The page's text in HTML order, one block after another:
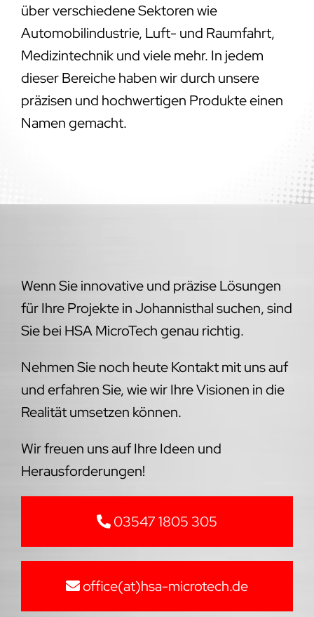
über verschiedene Sektoren wie
Automobilindustrie, Luft- und Raumfahrt,
Medizintechnik und viele mehr. In jedem
dieser Bereiche haben wir durch unsere
präzisen und hochwertigen Produkte einen
Namen gemacht.
Wenn Sie innovative und präzise Lösungen
für Ihre Projekte in Johannisthal suchen, sind
Sie bei HSA MicroTech genau richtig.
Nehmen Sie noch heute Kontakt mit uns auf
und erfahren Sie, wie wir Ihre Visionen in die
Realität umsetzen können.
Wir freuen uns auf Ihre Ideen und
Herausforderungen!
03547 1805 305
office(at)hsa-microtech.de